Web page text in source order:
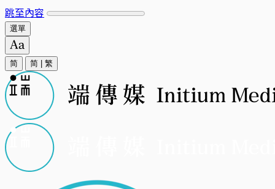
跳至內容
選單
简 简 繁